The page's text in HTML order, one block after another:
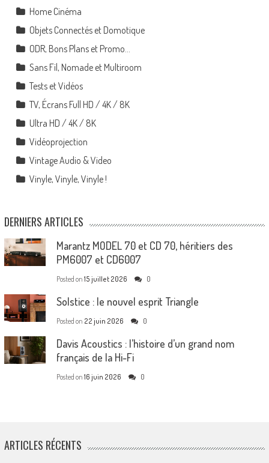
Home Cinéma
Objets Connectés et Domotique
ODR, Bons Plans et Promo…
Sans Fil, Nomade et Multiroom
Tests et Vidéos
TV, Écrans Full HD / 4K / 8K
Ultra HD / 4K / 8K
Vidéoprojection
Vintage Audio & Video
Vinyle, Vinyle, Vinyle !
DERNIERS ARTICLES
Marantz MODEL 70 et CD 70, héritiers des
PM6007 et CD6007
Posted on 15 juillet 2026 0
Solstice : le nouvel esprit Triangle
Posted on 22 juin 2026 0
Davis Acoustics : l’histoire d’un grand nom
français de la Hi-Fi
Posted on 16 juin 2026 0
ARTICLES RÉCENTS